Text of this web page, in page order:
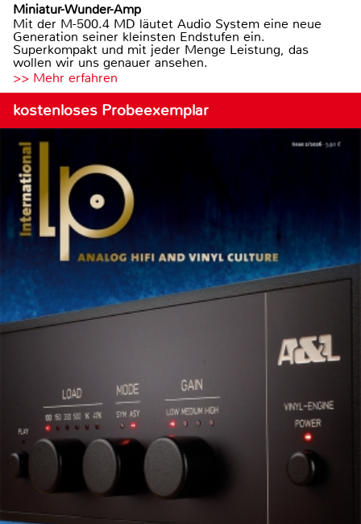
Miniatur-Wunder-Amp
Mit der M-500.4 MD läutet Audio System eine neue
Generation seiner kleinsten Endstufen ein.
Superkompakt und mit jeder Menge Leistung, das
wollen wir uns genauer ansehen.
>> Mehr erfahren
kostenloses Probeexemplar